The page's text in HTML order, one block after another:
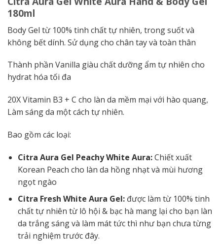
180ml
Body Gel từ 100% tinh chất tự nhiên, trong suốt và
không bết dính. Sử dụng cho chân tay và toàn thân
Thành phần Vanilla giàu chất dưỡng ẩm tự nhiên cho
hydrat hóa tối đa
20X Vitamin B3 + C cho làn da mềm mại với hào quang,
Làm sáng da một cách tự nhiên.
Bao gồm các loại:
Citra Aura Gel Peachy White Aura:Chiết xuất
Korean Peach cho làn da hồng nhạt và mùi hương
ngọt ngào
Citra Fresh White Aura Gel:được làm từ 100% tinh
chất tự nhiên từ lô hội & bạc hà mang lại cho bạn làn
da trắng sáng và làm mát tức thì như bạn chưa từng
trải nghiệm trước đây.